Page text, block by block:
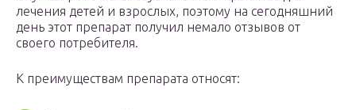
лечения детей и взрослых, поэтому на сегодняшний
день этот препарат получил немало отзывов от
своего потребителя.
К преимуществам препарата относят: